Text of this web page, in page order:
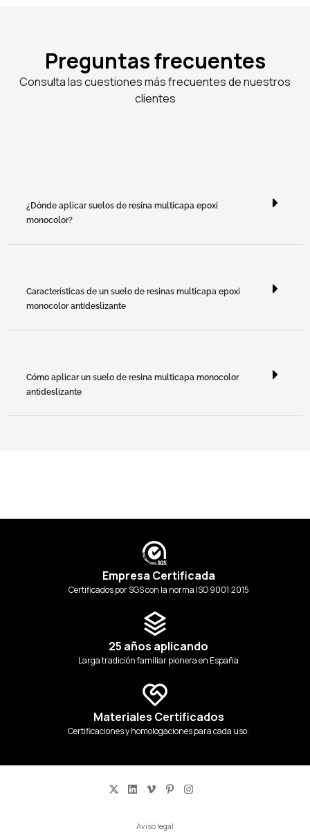
Preguntas frecuentes
Consulta las cuestiones más frecuentes de nuestros
clientes
¿Dónde aplicar suelos de resina multicapa epoxi
monocolor?
Características de un suelo de resinas multicapa epoxi
monocolor antideslizante
Cómo aplicar un suelo de resina multicapa monocolor
antideslizante
Empresa Certificada
Certificados por SGS con la norma ISO 9001:2015
25 años aplicando
Larga tradición familiar pionera en España
Materiales Certificados
Certificaciones y homologaciones para cada uso.
Aviso legal